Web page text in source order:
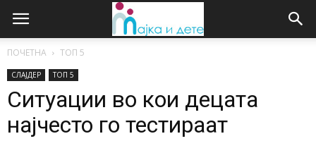
ПОЧЕТНА ТОП 5
СЛАЈДЕР ТОП 5
Ситуации во кои децата
најчесто го тестираат